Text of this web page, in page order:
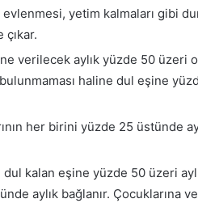
yetim kalmaları gibi
verilecek aylık yüzde 50 üzeri
haline dul eşine
her birini yüzde 25 üstünde
dul kalan eşine yüzde 50 üzeri
aylık bağlanır. Çocuklarına